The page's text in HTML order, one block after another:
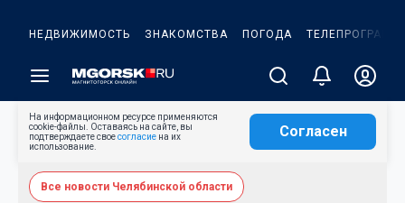
НЕДВИЖИМОСТЬ ЗНАКОМСТВА ПОГОДА
На информационном ресурсе применяются
cookie-файлы. Оставаясь на сайте, вы
подтверждаете своесогласие на их
использование.
Согласен
Все новости Челябинской области